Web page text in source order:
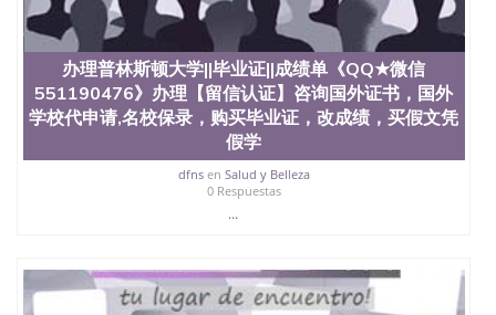
办理普林斯顿大学||毕业证||成绩单《QQ★微信
551190476》办理【留信认证】咨询国外证书，国外
学校代申请,名校保录，购买毕业证，改成绩，买假文凭
假学
dfnsen Salud y Belleza
0 Respuestas
...